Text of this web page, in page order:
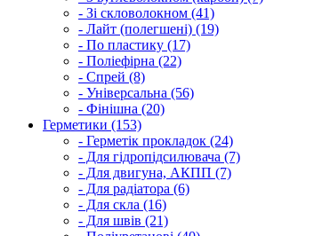
- Зі скловолокном (41)
- Лайт (полегшені) (19)
- По пластику (17)
- Поліефірна (22)
- Спрей (8)
- Універсальна (56)
- Фінішна (20)
Герметики (153)
- Герметік прокладок (24)
- Для гідропідсилювача (7)
- Для двигуна, АКПП (7)
- Для радіатора (6)
- Для скла (16)
- Для швів (21)